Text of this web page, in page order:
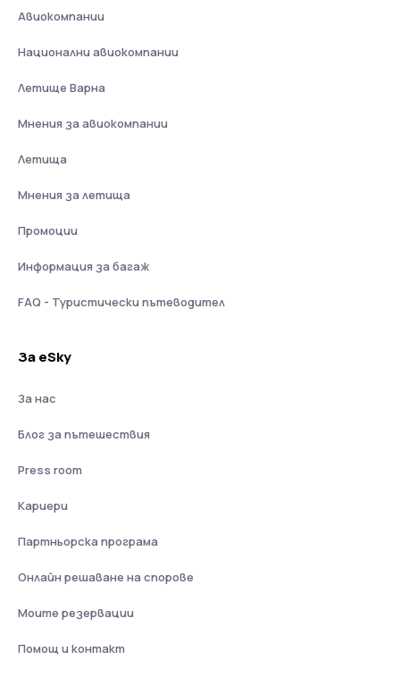
Авиокомпании
Национални авиокомпании
Летище Варна
Мнения за авиокомпании
Летища
Мнения за летища
Промоции
Информация за багаж
FAQ - Туристически пътеводител
За eSky
За нас
Блог за пътешествия
Press room
Кариери
Партньорска програма
Онлайн решаване на спорове
Моите резервации
Помощ и контакт